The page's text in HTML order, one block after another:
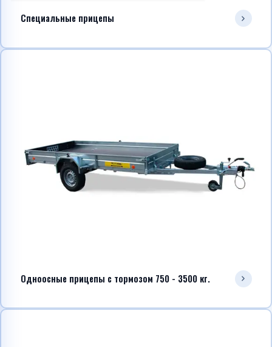
Специальные прицепы
Одноосные прицепы с тормозом 750 - 3500 кг.